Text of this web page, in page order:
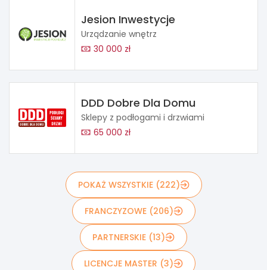
Jesion Inwestycje
Urządzanie wnętrz
30 000 zł
DDD Dobre Dla Domu
Sklepy z podłogami i drzwiami
65 000 zł
POKAŻ WSZYSTKIE (222)
FRANCZYZOWE (206)
PARTNERSKIE (13)
LICENCJE MASTER (3)